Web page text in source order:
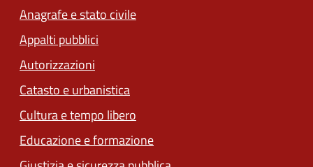
Anagrafe e stato civile
Appalti pubblici
Autorizzazioni
Catasto e urbanistica
Cultura e tempo libero
Educazione e formazione